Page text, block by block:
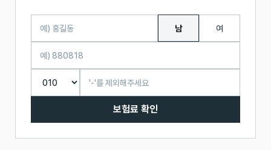
남 여
보험료 확인